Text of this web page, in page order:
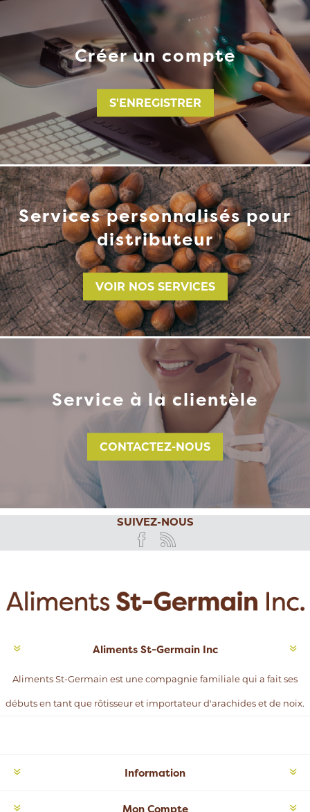
Créer un compte
S'ENREGISTRER
Services personnalisés pour
distributeur
VOIR NOS SERVICES
Service à la clientèle
CONTACTEZ-NOUS
SUIVEZ-NOUS
Aliments St-Germain Inc
Aliments St-Germain est une compagnie familiale qui a fait ses
débuts en tant que rôtisseur et importateur d'arachides et de noix.
Information
Mon Compte